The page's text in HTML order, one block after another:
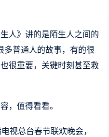
人》讲的是陌生人之间的
多普通人的故事，有的很
很重要，关键时刻甚至救
，值得看看。
视总台春节联欢晚会，